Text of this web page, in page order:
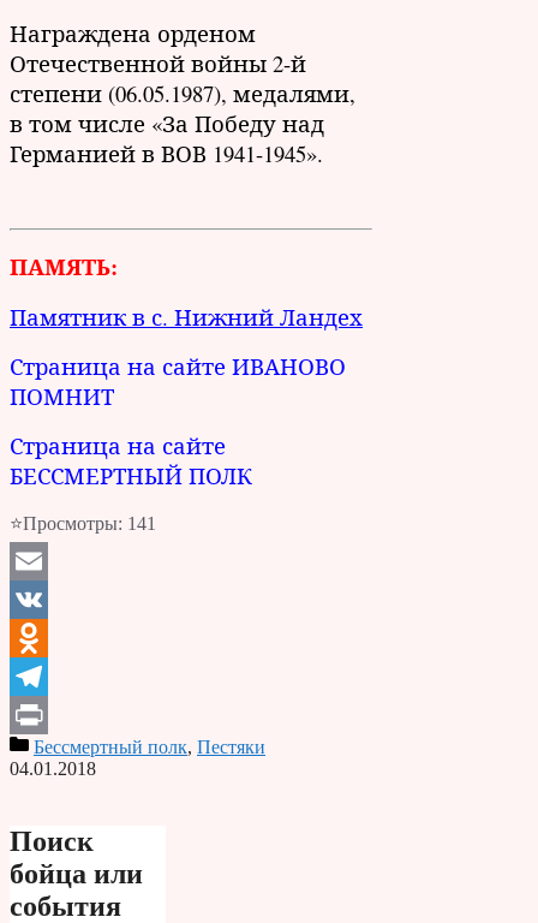
Награждена орденом
Отечественной войны 2-й
степени (06.05.1987), медалями,
в том числе «За Победу над
Германией в ВОВ 1941-1945».
ПАМЯТЬ:
Памятник в с. Нижний Ландех
Страница на сайте ИВАНОВО
ПОМНИТ
Страница на сайте
БЕССМЕРТНЫЙ ПОЛК
⭐Просмотры: 141
Email
VK
Odnoklassniki
Telegram
PrintБессмертный полк, Пестяки
04.01.2018
Поиск
бойца или
события